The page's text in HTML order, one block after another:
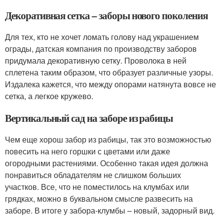
Декоративная сетка – заборы нового поколения
Для тех, кто не хочет ломать голову над украшением
ограды, датская компания по производству заборов
придумала декоративную сетку. Проволока в ней
сплетена таким образом, что образует различные узоры.
Издалека кажется, что между опорами натянута вовсе не
сетка, а легкое кружево.
Вертикальный сад на заборе из рабицы
Чем еще хорош забор из рабицы, так это возможностью
повесить на него горшки с цветами или даже
огородными растениями. Особенно такая идея должна
понравиться обладателям не слишком больших
участков. Все, что не поместилось на клумбах или
грядках, можно в буквальном смысле развесить на
заборе. В итоге у забора-клумбы – новый, задорный вид.